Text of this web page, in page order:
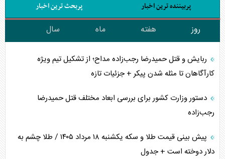
پربیننده ترین اخبار پربحث ترین اخبار
روز هفته ماه سال
ربایش و قتل حمیدرضا رجب‌زاده مداح؛ از تشکیل تیم ویژه
کارآگاهان تا مثله شدن پیکر + جزئیات تازه
دستور وزارت کشور برای بررسی ابعاد مختلف قتل حمیدرضا
رجب‌زاده
پیش بینی قیمت طلا و سکه یکشنبه ۱۸ مرداد ۱۴۰۵ / طلا چشم به
دلار دوخته است + جدول